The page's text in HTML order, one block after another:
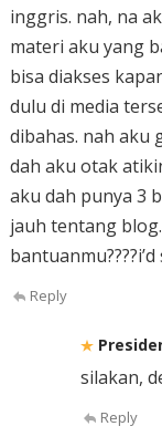
inggris. nah, na
materi aku yang
bisa diakses
dulu di media
dibahas. nah aku
dah aku otak
aku dah punya 3
jauh tentang
Reply
silakan,
Reply